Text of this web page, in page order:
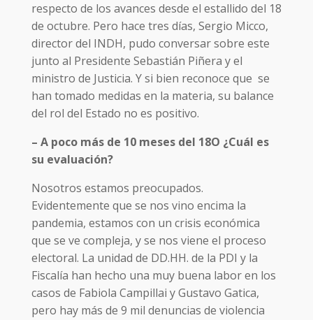
respecto de los avances desde el estallido del 18
de octubre. Pero hace tres días, Sergio Micco,
director del INDH, pudo conversar sobre este
junto al Presidente Sebastián Piñera y el
ministro de Justicia. Y si bien reconoce que se
han tomado medidas en la materia, su balance
del rol del Estado no es positivo.
– A poco más de 10 meses del 18O ¿Cuál es
su evaluación?
Nosotros estamos preocupados.
Evidentemente que se nos vino encima la
pandemia, estamos con un crisis económica
que se ve compleja, y se nos viene el proceso
electoral. La unidad de DD.HH. de la PDI y la
Fiscalía han hecho una muy buena labor en los
casos de Fabiola Campillai y Gustavo Gatica,
pero hay más de 9 mil denuncias de violencia